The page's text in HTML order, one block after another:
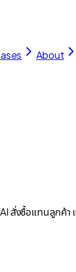
About
สั่งซื้อแทนลูกค้า